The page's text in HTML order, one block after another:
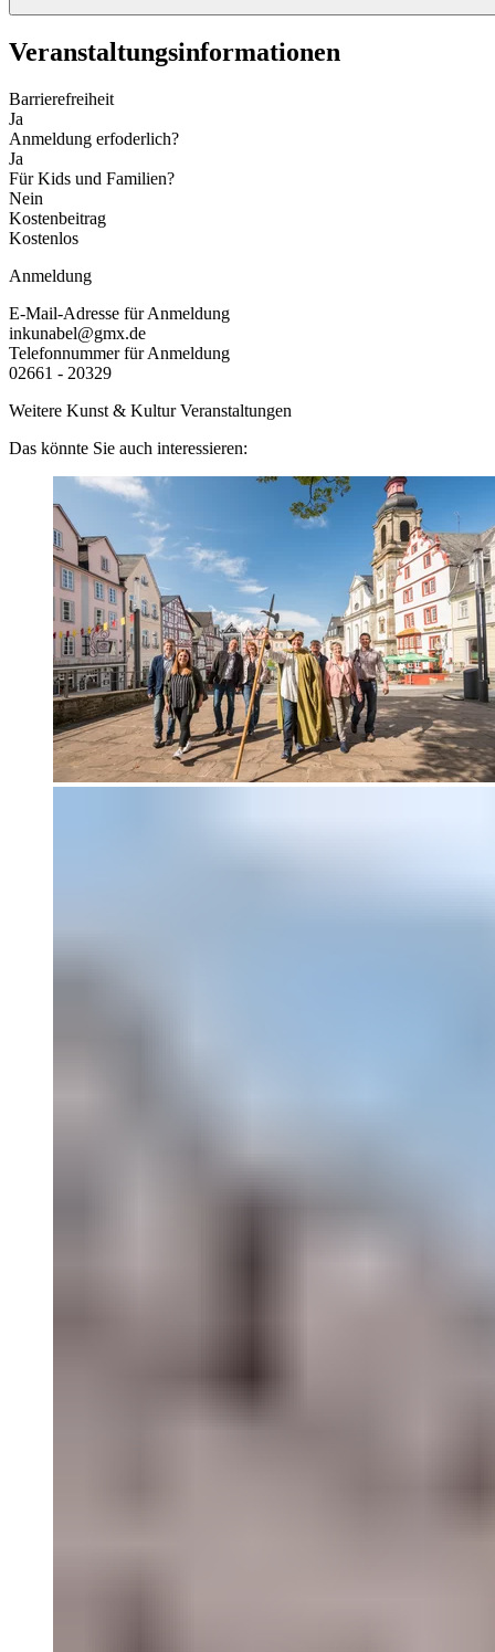
Veranstaltungs­informationen
Barrierefreiheit
Ja
Anmeldung erfoderlich?
Ja
Für Kids und Familien?
Nein
Kostenbeitrag
Kostenlos
Anmeldung
E-Mail-Adresse für Anmeldung
inkunabel@gmx.de
Telefonnummer für Anmeldung
02661 - 20329
Weitere Kunst & Kultur Veranstaltungen
Das könnte Sie auch interessieren: